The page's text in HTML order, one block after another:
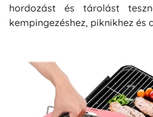
hordozást és tárolást
kempingezéshez, piknikhez és